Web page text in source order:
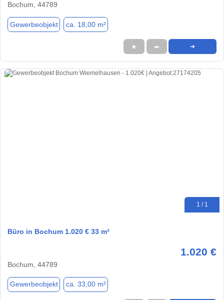
Bochum, 44789
Gewerbeobjekt ca. 18,00 m²
★ ➦ ➜
1 / 1
Büro in Bochum 1.020 € 33 m²
1.020 €
Bochum, 44789
Gewerbeobjekt ca. 33,00 m²